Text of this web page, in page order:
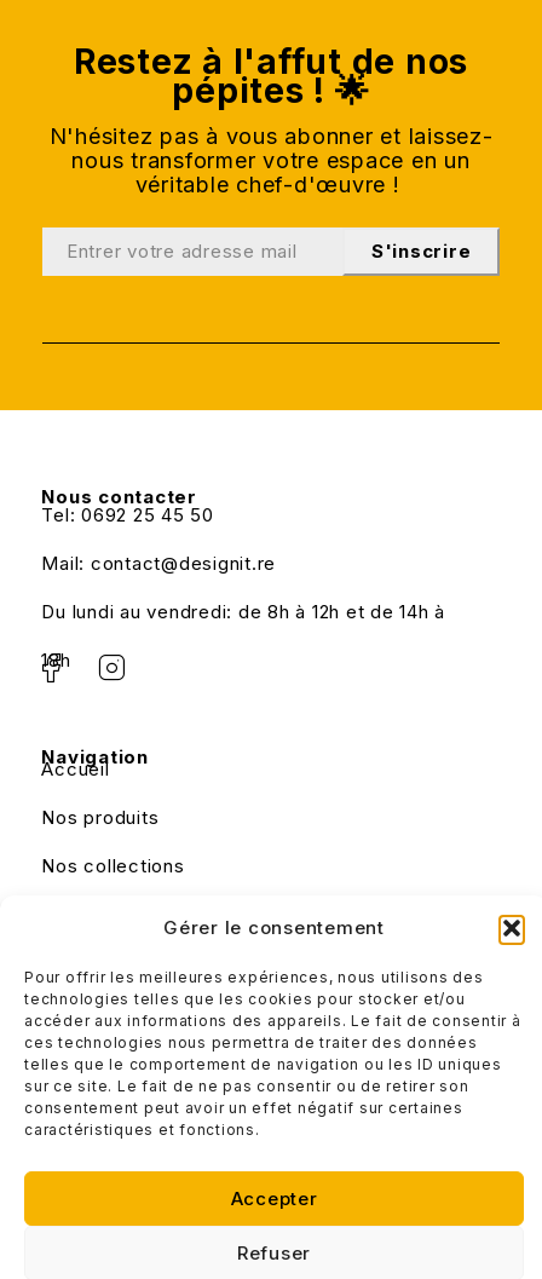
Gérer le consentement
Pour offrir les meilleures expériences, nous utilisons des
technologies telles que les cookies pour stocker et/ou
accéder aux informations des appareils. Le fait de consentir à
ces technologies nous permettra de traiter des données
telles que le comportement de navigation ou les ID uniques
sur ce site. Le fait de ne pas consentir ou de retirer son
consentement peut avoir un effet négatif sur certaines
caractéristiques et fonctions.
Accepter
Refuser
Restez à l'affut de nos
pépites ! 🌟
N'hésitez pas à vous abonner et laissez-
nous transformer votre espace en un
véritable chef-d'œuvre !
S'inscrire
Nous contacter
Tel: 0692 25 45 50
Mail: contact@designit.re
Du lundi au vendredi: de 8h à 12h et de 14h à
18h
Navigation
Accueil
Nos produits
Nos collections
Liens utiles
Mentions légales
Conditions générales de ventes